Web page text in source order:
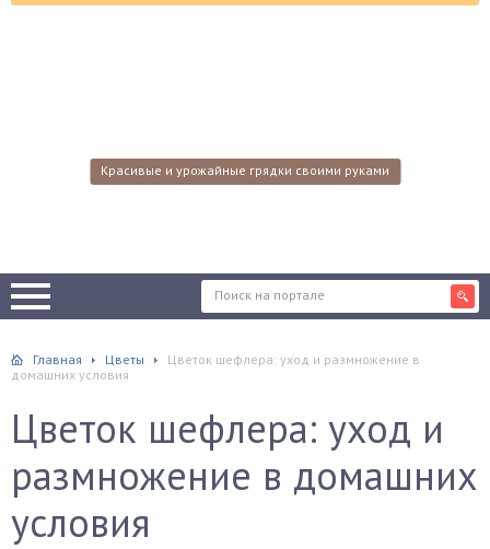
Красивые и урожайные грядки своими руками
Главная Цветы
Цветок шефлера: уход и размножение в
домашних условия
Цветок шефлера: уход и
размножение в домашних
условия